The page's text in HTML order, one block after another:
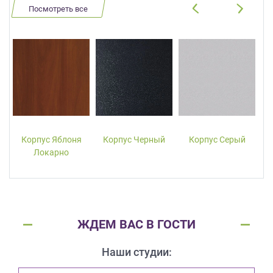
Посмотреть все
Корпус Яблоня
Локарно
Корпус Черный Корпус Серый
ЖДЕМ ВАС В ГОСТИ
Наши студии: